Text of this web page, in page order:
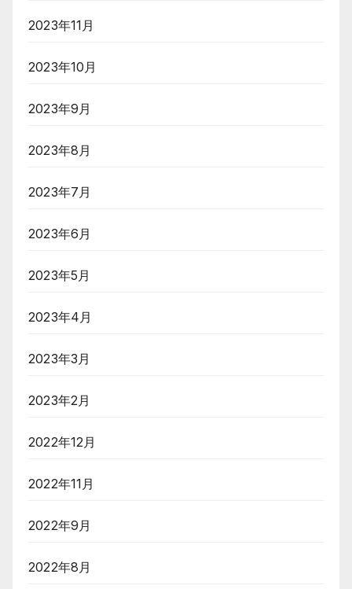
2023年11月
2023年10月
2023年9月
2023年8月
2023年7月
2023年6月
2023年5月
2023年4月
2023年3月
2023年2月
2022年12月
2022年11月
2022年9月
2022年8月